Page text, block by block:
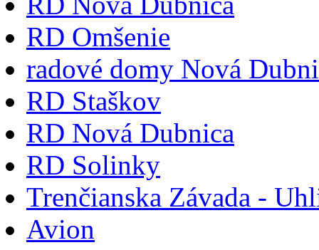
RD Omšenie
radové domy Nová
RD Staškov
RD Nová Dubnica
RD Solinky
Trenčianska Závada -
Avion